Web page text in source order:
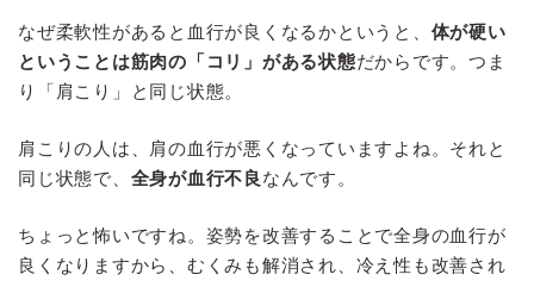
なぜ柔軟性があると血行が良くなるかというと、 体が硬い
ということは筋肉の「コリ」がある状態だからです。つま
り「肩こり」と同じ状態。
肩こりの人は、肩の血行が悪くなっていますよね。それと
同じ状態で、 全身が血行不良 なんです。
ちょっと怖いですね。姿勢を改善することで全身の血行が
良くなりますから、むくみも解消され、冷え性も改善され